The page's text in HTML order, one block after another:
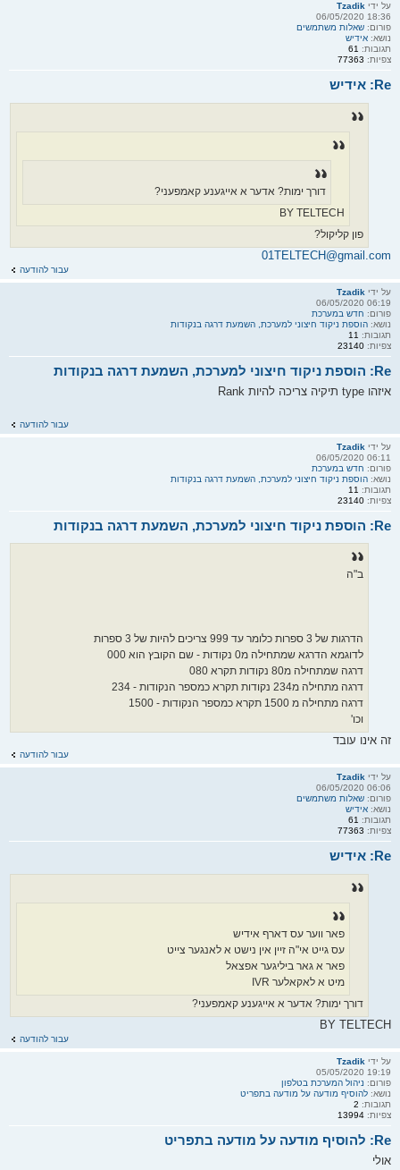
על ידי Tzadik
18:36 06/05/2020
פורום: שאלות משתמשים
נושא: אידיש
תגובות: 61
צפיות: 77363
Re: אידיש
דורך ימות? אדער א אייגענע קאמפעני?
BY TELTECH
פון קליקול?
01TELTECH@gmail.com
עבור להודעה
על ידי Tzadik
06:19 06/05/2020
פורום: חדש במערכת
נושא: הוספת ניקוד חיצוני למערכת, השמעת דרגה בנקודות
תגובות: 11
צפיות: 23140
Re: הוספת ניקוד חיצוני למערכת, השמעת דרגה בנקודות
איזהו type תיקיה צריכה להיות Rank
עבור להודעה
על ידי Tzadik
06:11 06/05/2020
פורום: חדש במערכת
נושא: הוספת ניקוד חיצוני למערכת, השמעת דרגה בנקודות
תגובות: 11
צפיות: 23140
Re: הוספת ניקוד חיצוני למערכת, השמעת דרגה בנקודות
ב"ה
הדרגות של 3 ספרות כלומר עד 999 צריכים להיות של 3 ספרות
לדוגמא הדרגא שמתחילה מ0 נקודות - שם הקובץ הוא 000
דרגה שמתחילה מ80 נקודות תקרא 080
דרגה מתחילה מ234 נקודות תקרא כמספר הנקודות - 234
דרגה מתחילה מ 1500 תקרא כמספר הנקודות - 1500
וכו'
זה אינו עובד
עבור להודעה
על ידי Tzadik
06:06 06/05/2020
פורום: שאלות משתמשים
נושא: אידיש
תגובות: 61
צפיות: 77363
Re: אידיש
פאר ווער עס דארף אידיש
עס גייט אי"ה זיין אין נישט א לאנגער צייט
פאר א גאר ביליגער אפצאל
מיט א לאקאלער IVR
דורך ימות? אדער א אייגענע קאמפעני?
BY TELTECH
עבור להודעה
על ידי Tzadik
19:19 05/05/2020
פורום: ניהול המערכת בטלפון
נושא: להוסיף מודעה על מודעה בתפריט
תגובות: 2
צפיות: 13994
Re: להוסיף מודעה על מודעה בתפריט
אולי